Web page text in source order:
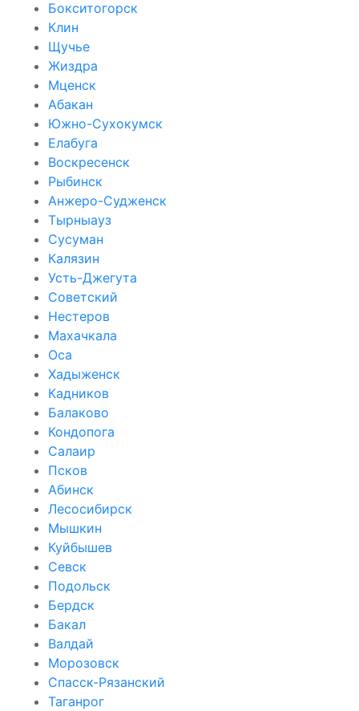
Бокситогорск
Клин
Щучье
Жиздра
Мценск
Абакан
Южно-Сухокумск
Елабуга
Воскресенск
Рыбинск
Анжеро-Судженск
Тырныауз
Сусуман
Калязин
Усть-Джегута
Советский
Нестеров
Махачкала
Оса
Хадыженск
Кадников
Балаково
Кондопога
Салаир
Псков
Абинск
Лесосибирск
Мышкин
Куйбышев
Севск
Подольск
Бердск
Бакал
Валдай
Морозовск
Спасск-Рязанский
Таганрог